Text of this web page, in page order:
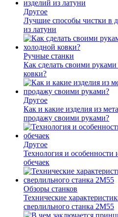
Другое
Лучшие способы чистки в
из латуни
Ручные станки
Как сделать своими
ковки?
Другое
Как и какие изделия из
продажу своими руками?
Другое
Технология и особенности
обечаек
Обзоры станков
Технические
сверлильного станка 2М55